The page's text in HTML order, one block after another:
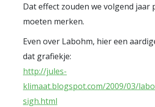
Dat effect zouden we volgend jaar
moeten merken.
Even over Labohm, hier een
dat grafiekje:
http://jules-
klimaat.blogspot.com/2009/03/
sigh.html